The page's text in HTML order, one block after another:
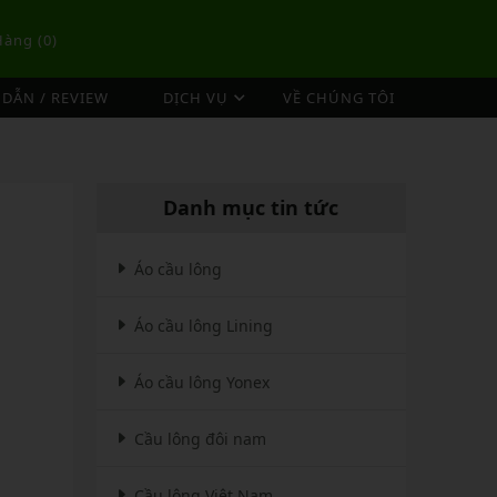
(0)
Túi Cầu Lông Lining
Túi Cầu Lông Victor
Túi Cầu Lông Apavi
MÁY ĐAN
/ REVIEW
DỊCH VỤ
VỀ CHÚNG TÔI
Danh mục tin tức
Áo cầu lông
Áo cầu lông Lining
Áo cầu lông Yonex
Cầu lông đôi nam